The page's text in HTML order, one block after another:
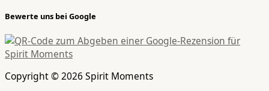
Bewerte uns bei Google
Copyright © 2026 Spirit Moments